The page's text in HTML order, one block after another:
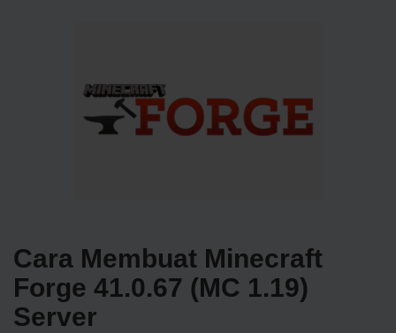
Cara Membuat Minecraft
Forge 41.0.67 (MC 1.19)
Server